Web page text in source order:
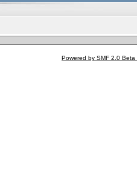
Powered by SMF 2.0 Beta